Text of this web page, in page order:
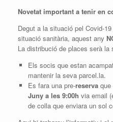
Novetat important a tenir en
Degut a la situació pel Covid-
situació sanitària, aquest any
La distribució de places serà la
Els socis que estan
mantenir la seva parcel.la.
Es fara una pre-reservaque
Juny a les 9:00h via email
de colla que enviara un sol